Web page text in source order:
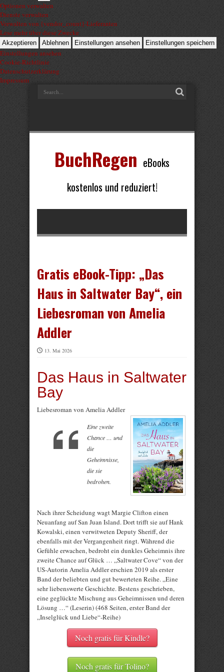
Optionen verwalten
Dienste verwalten
Verwalten von {vendor_count}-Lieferanten
Lese mehr über diese Zwecke
Akzeptieren Ablehnen Einstellungen ansehen Einstellungen speichern
Einstellungen ansehen
Cookie-Richtlinie
Datenschutzerklärung
Impressum
BuchRegen eBooks
kostenlos und reduziert!
Gratis eBook-Tipp: „Das
Haus in Saltwater Bay“, ein
Liebesroman von Amelia
Addler
13. Mai 2026
Das Haus in Saltwater
Bay
Liebesroman von Amelia Addler
Eine zweite
Chance … und
die
Geheimnisse,
die sie
bedrohen.
Nach ihrer Scheidung wagt Margie Clifton einen
Neuanfang auf San Juan Island. Dort trifft sie auf Hank
Kowalski, einen verwitweten Deputy Sheriff, der
ebenfalls mit der Vergangenheit ringt. Während die
Gefühle erwachen, bedroht ein dunkles Geheimnis ihre
zweite Chance auf Glück … „Saltwater Cove“ von der
US-Autorin Amelia Addler erschien 2019 als erster
Band der beliebten und gut bewerteten Reihe. „Eine
sehr liebenswerte Geschichte. Bestens geschrieben,
eine geglückte Mischung aus Geheimnissen und deren
Lösung …“ (Leserin) (468 Seiten, erster Band der
„Inselglück und Liebe“-Reihe)
Noch gratis für Kindle?
Noch gratis für Tolino?